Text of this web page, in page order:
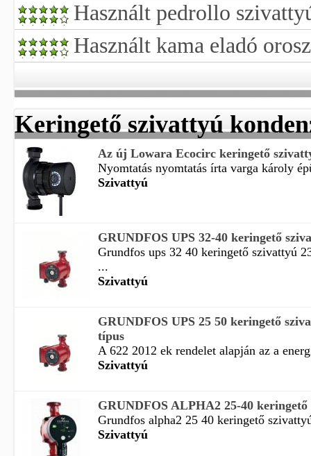
Használt pedrollo
Használt kama eladó
Keringető szivattyú
Az új Lowara Ecocirc keringető
Nyomtatás nyomtatás írta varga károly
Szivattyú
GRUNDFOS UPS 32-40 keringető
Grundfos ups 32 40 keringető szivattyú
...
Szivattyú
GRUNDFOS UPS 25 50 keringető
típus
A 622 2012 ek rendelet alapján az a
Szivattyú
GRUNDFOS ALPHA2 25-40
Grundfos alpha2 25 40 keringető
Szivattyú